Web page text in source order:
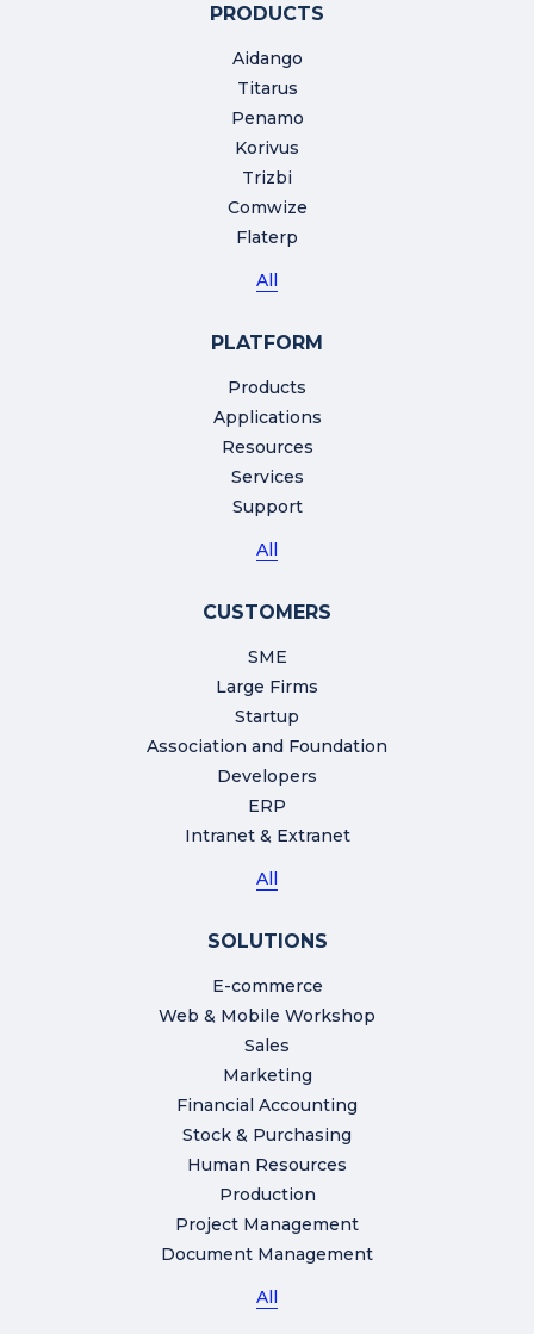
PRODUCTS
Aidango
Titarus
Penamo
Korivus
Trizbi
Comwize
Flaterp
All
PLATFORM
Products
Applications
Resources
Services
Support
All
CUSTOMERS
SME
Large Firms
Startup
Association and Foundation
Developers
ERP
Intranet & Extranet
All
SOLUTIONS
E-commerce
Web & Mobile Workshop
Sales
Marketing
Financial Accounting
Stock & Purchasing
Human Resources
Production
Project Management
Document Management
All